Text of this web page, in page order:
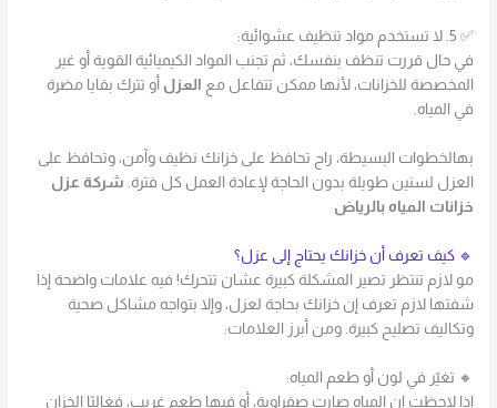
✅ 5. لا تستخدم مواد تنظيف عشوائية:
في حال قررت تنظف بنفسك، ثم تجنب المواد الكيميائية القوية أو غير
المخصصة للخزانات، لأنها ممكن تتفاعل مع
العزل أو تترك بقايا مضرة
في المياه.
بهالخطوات البسيطة، راح تحافظ على خزانك نظيف وآمن، وتحافظ على
العزل لسنين طويلة بدون الحاجة لإعادة العمل كل فترة. شركة عزل
خزانات المياه بالرياض
🔹 كيف تعرف أن خزانك يحتاج إلى عزل؟
مو لازم تنتظر تصير المشكلة كبيرة عشان تتحرك! فيه علامات واضحة إذا
شفتها لازم تعرف إن خزانك بحاجة لعزل، وإلا بتواجه مشاكل صحية
وتكاليف تصليح كبيرة. ومن أبرز العلامات:
🔸 تغيّر في لون أو طعم المياه:
إذا لاحظت إن المياه صارت صفراوية، أو فيها طعم غريب، فغالبًا الخزان